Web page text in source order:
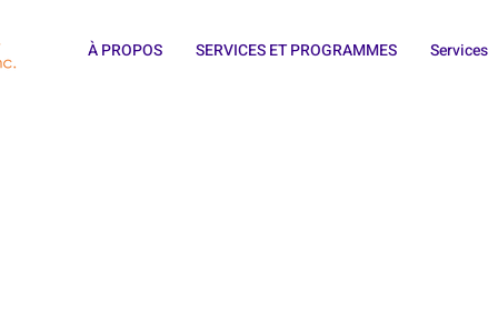
À PROPOS SERVICES ET PROGRAMMES Services